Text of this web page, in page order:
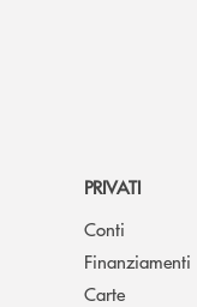
PRIVATI
Conti
Finanziamenti
Carte